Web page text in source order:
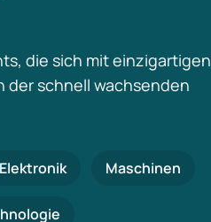
die sich mit einzigartigen
der schnell wachsenden
Elektronik Maschinen